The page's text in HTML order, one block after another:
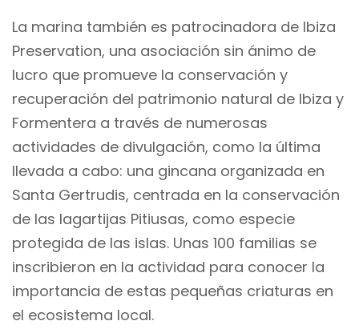
La marina también es patrocinadora de Ibiza
Preservation, una asociación sin ánimo de
lucro que promueve la conservación y
recuperación del patrimonio natural de Ibiza y
Formentera a través de numerosas
actividades de divulgación, como la última
llevada a cabo: una gincana organizada en
Santa Gertrudis, centrada en la conservación
de las lagartijas Pitiusas, como especie
protegida de las islas. Unas 100 familias se
inscribieron en la actividad para conocer la
importancia de estas pequeñas criaturas en
el ecosistema local.